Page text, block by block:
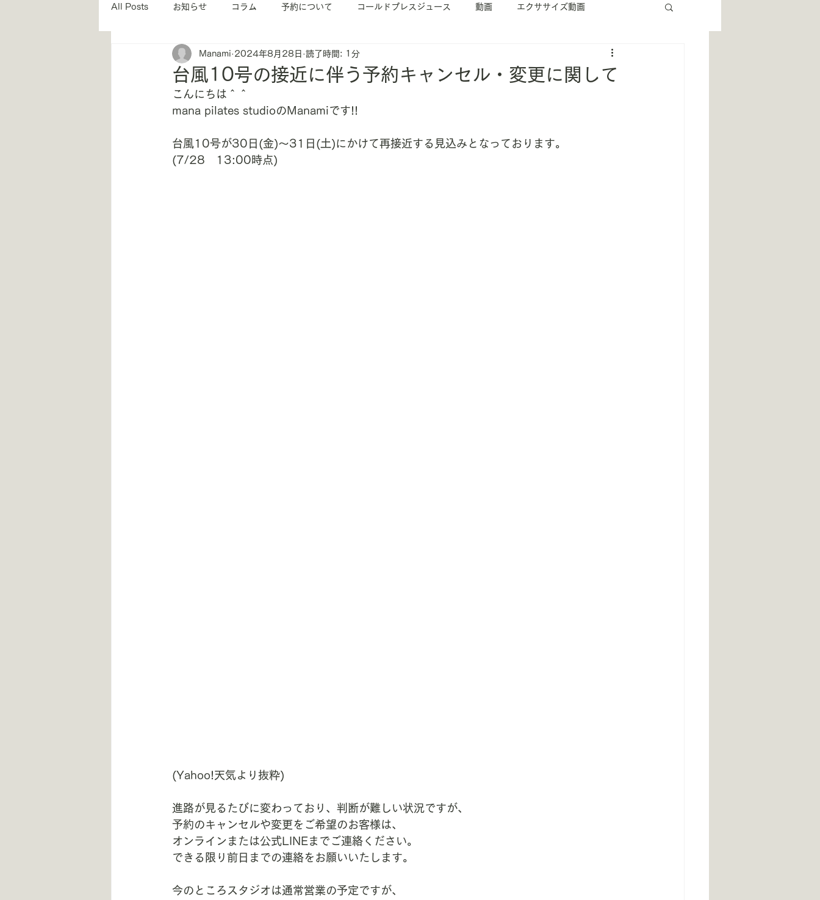
All Posts お知らせ コラム 予約について コールドプレスジュース 動画 エクササイズ動画
インストラクター紹介 姿勢 イベント案内
台風10号の接近に伴う予約キャンセル・変更に関して
Manami 2024年8月28日 読了時間: 1分
こんにちは＾＾
mana pilates studioのManamiです!!
台風10号が30日(金)〜31日(土)にかけて再接近する見込みとなっております。
(7/28　13:00時点)
(Yahoo!天気より抜粋)
進路が見るたびに変わっており、判断が難しい状況ですが、
予約のキャンセルや変更をご希望のお客様は、
オンラインまたは公式LINEまでご連絡ください。
できる限り前日までの連絡をお願いいたします。
今のところスタジオは通常営業の予定ですが、